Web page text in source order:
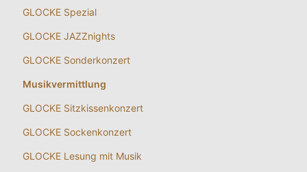
GLOCKE Spezial
GLOCKE JAZZnights
GLOCKE Sonderkonzert
Musikvermittlung
GLOCKE Sitzkissenkonzert
GLOCKE Sockenkonzert
GLOCKE Lesung mit Musik